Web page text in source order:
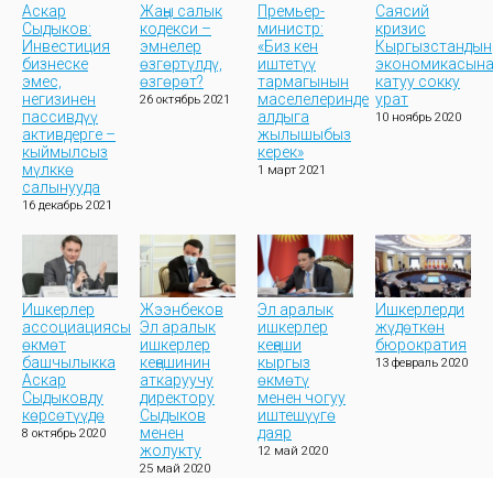
Аскар
Сыдыков:
Инвестиция
бизнеске
эмес,
негизинен
пассивдүү
активдерге –
кыймылсыз
мүлккө
салынууда
16 декабрь 2021
Жаңы салык
кодекси –
эмнелер
өзгөртүлдү,
өзгөрөт?
26 октябрь 2021
Премьер-
министр:
«Биз кен
иштетүү
тармагынын
маселелеринде
алдыга
жылышыбыз
керек»
1 март 2021
Саясий
кризис
Кыргызстандын
экономикасына
катуу сокку
урат
10 ноябрь 2020
Ишкерлер
ассоциациясы
өкмөт
башчылыкка
Аскар
Сыдыковду
көрсөтүүдө
8 октябрь 2020
Жээнбеков
Эл аралык
ишкерлер
кеңешинин
аткаруучу
директору
Сыдыков
менен
жолукту
25 май 2020
Эл аралык
ишкерлер
кеңеши
кыргыз
өкмөтү
менен чогуу
иштешүүгө
даяр
12 май 2020
Ишкерлерди
жүдөткөн
бюрократия
13 февраль 2020